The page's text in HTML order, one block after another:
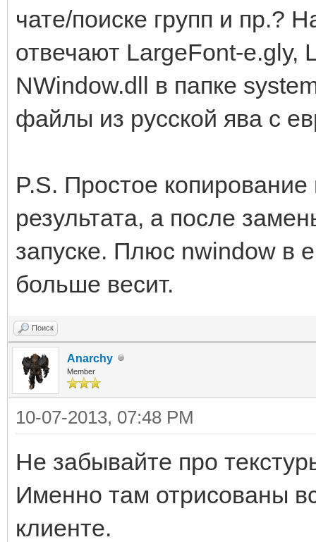
чате/поиске групп и пр.?
отвечают LargeFont-e.gly,
NWindow.dll в папке
файлы из русской ява с
P.S. Простое
результата, а после
запуске. Плюс nwindow в
больше весит.
Поиск
Anarchy
Member
10-07-2013, 07:48 PM
Не забывайте про
Именно там отрисованы
клиенте.